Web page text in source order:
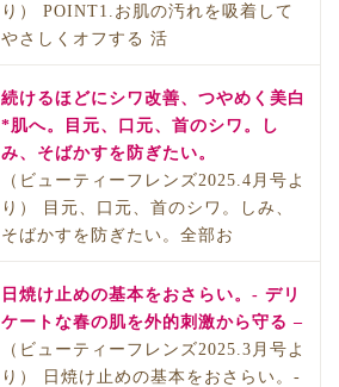
り） POINT1.お肌の汚れを吸着して
やさしくオフする 活
続けるほどにシワ改善、つやめく美白
*肌へ。目元、口元、首のシワ。し
み、そばかすを防ぎたい。
（ビューティーフレンズ2025.4月号よ
り） 目元、口元、首のシワ。しみ、
そばかすを防ぎたい。全部お
日焼け止めの基本をおさらい。- デリ
ケートな春の肌を外的刺激から守る –
（ビューティーフレンズ2025.3月号よ
り） 日焼け止めの基本をおさらい。-